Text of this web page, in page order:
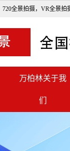
全景拍摄，VR全景拍
万柏林关于我
们